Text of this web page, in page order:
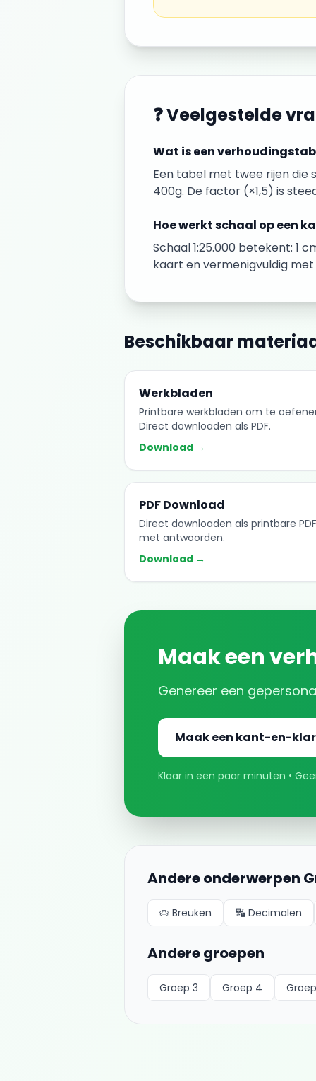
❓ Veelgestelde
Wat is een
Een tabel met twee rijen die
400g. De factor (×1,5) is
Hoe werkt schaal op een
Schaal 1:25.000 betekent: 1
kaart en vermenigvuldig
Beschikbaar
Werkbladen
Printbare werkbladen om te
Direct downloaden als PDF.
Download →
PDF Download
Direct downloaden als printbare PDF
met antwoorden.
Download →
Maak een
Genereer een
Maak een kant-en-
Klaar in een paar minuten •
Andere onderwerpen
🥧 Breuken 🔣 Decimalen
Andere groepen
Groep 3 Groep 4